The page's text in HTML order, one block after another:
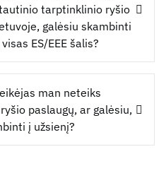
tarptinklinio ryšio
galėsiu skambinti
ES/EEE šalis?
man neteiks
paslaugų, ar galėsiu,
į užsienį?